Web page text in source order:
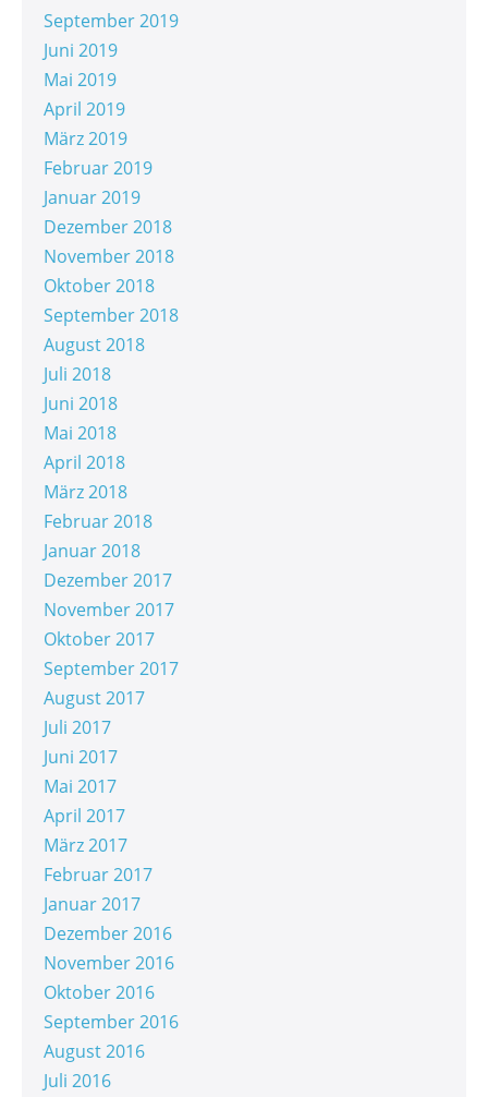
September 2019
Juni 2019
Mai 2019
April 2019
März 2019
Februar 2019
Januar 2019
Dezember 2018
November 2018
Oktober 2018
September 2018
August 2018
Juli 2018
Juni 2018
Mai 2018
April 2018
März 2018
Februar 2018
Januar 2018
Dezember 2017
November 2017
Oktober 2017
September 2017
August 2017
Juli 2017
Juni 2017
Mai 2017
April 2017
März 2017
Februar 2017
Januar 2017
Dezember 2016
November 2016
Oktober 2016
September 2016
August 2016
Juli 2016